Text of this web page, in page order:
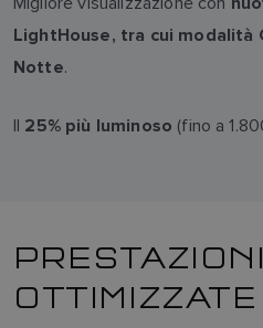
LightHouse, tra cui modalità
Notte.
Il 25% più luminoso (fino a
PRESTAZIONI
OTTIMIZZATE